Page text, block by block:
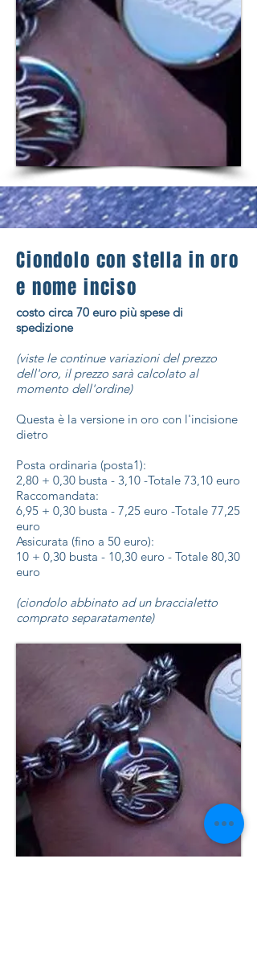
Ciondolo con stella in oro
e nome inciso
costo circa 70 euro più spese di
spedizione
(viste le continue variazioni del prezzo
dell'oro, il prezzo sarà calcolato al
momento dell'ordine)
Questa è la versione in oro con l'incisione
dietro
Posta ordinaria (posta1):
2,80 + 0,30 busta - 3,10 -Totale 73,10 euro
Raccomandata:
6,95 + 0,30 busta - 7,25 euro -Totale 77,25
euro
Assicurata (fino a 50 euro):
10 + 0,30 busta - 10,30 euro - Totale 80,30
euro
(ciondolo abbinato ad un braccialetto
comprato separatamente)